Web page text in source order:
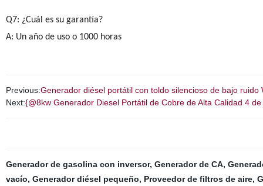
Q7: ¿Cuál es su garantía?
A: Un año de uso o 1000 horas
Previous:Generador diésel portátil con toldo silencioso de bajo ruido
Next:{@8kw Generador Diesel Portátil de Cobre de Alta Calidad 4
Generador de gasolina con inversor, Generador de CA,
vacío, Generador diésel pequeño, Proveedor de filtros de aire,